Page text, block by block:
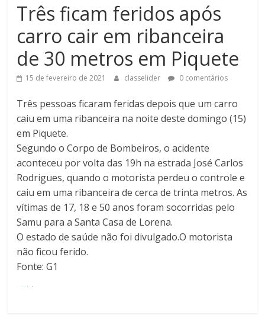
Três ficam feridos após
carro cair em ribanceira
de 30 metros em Piquete
15 de fevereiro de 2021 classelider 0 comentários
Três pessoas ficaram feridas depois que um carro
caiu em uma ribanceira na noite deste domingo (15)
em Piquete.
Segundo o Corpo de Bombeiros, o acidente
aconteceu por volta das 19h na estrada José Carlos
Rodrigues, quando o motorista perdeu o controle e
caiu em uma ribanceira de cerca de trinta metros. As
vítimas de 17, 18 e 50 anos foram socorridas pelo
Samu para a Santa Casa de Lorena.
O estado de saúde não foi divulgado.O motorista
não ficou ferido.
Fonte: G1